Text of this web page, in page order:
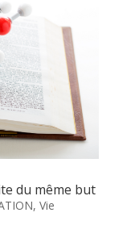
du même but
, Vie